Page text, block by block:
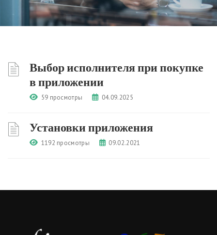
Выбор исполнителя при покупке
в приложении
59 просмотры 04.09.2025
Установки приложения
1192 просмотры 09.02.2021